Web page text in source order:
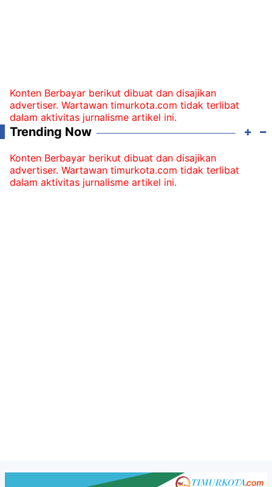
Konten Berbayar berikut dibuat dan disajikan
advertiser. Wartawan timurkota.com tidak terlibat
dalam aktivitas jurnalisme artikel ini.
Trending Now
Konten Berbayar berikut dibuat dan disajikan
advertiser. Wartawan timurkota.com tidak terlibat
dalam aktivitas jurnalisme artikel ini.